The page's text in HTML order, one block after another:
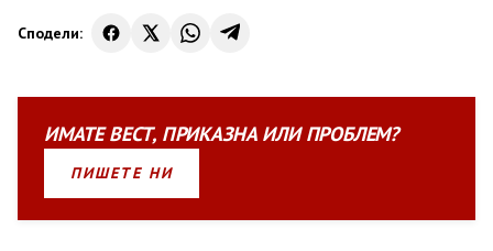
Сподели:
ИМАТЕВЕСТ, ПРИКАЗНАИЛИПРОБЛЕМ?
ПИШЕТЕ НИ